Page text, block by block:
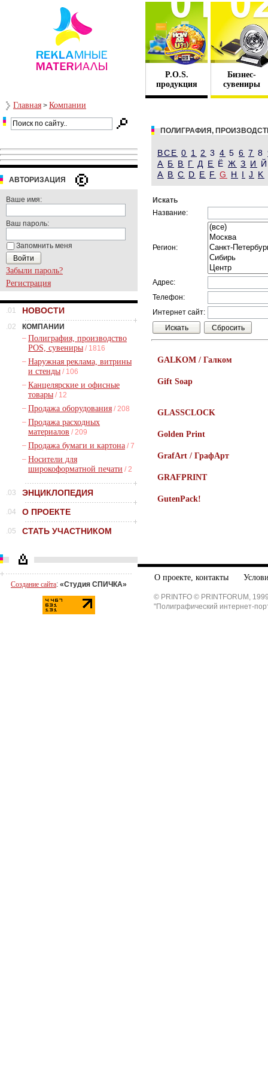
P.O.S.
продукция
Бизнес-
сувениры
Главная > Компании
АВТОРИЗАЦИЯ
Ваше имя:
Ваш пароль:
Запомнить меня
Забыли пароль?
Регистрация
.01 НОВОСТИ
.02
КОМПАНИИ
– Полиграфия, производство
POS, сувениры / 1816
– Наружная реклама, витрины
и стенды / 106
– Канцелярские и офисные
товары / 12
– Продажа оборудования / 208
– Продажа расходных
материалов / 209
– Продажа бумаги и картона / 7
– Носители для
широкоформатной печати / 2
.03 ЭНЦИКЛОПЕДИЯ
.04 О ПРОЕКТЕ
.05 СТАТЬ УЧАСТНИКОМ
Создание сайта: «Студия СПИЧКА»
ПОЛИГРАФИЯ,
ВСЕ 0 1 2 3 4 5 6 7 8
А Б В Г Д Е Ё Ж З И
A B C D E F G H I J K
Искать
Название:
Регион:
Адрес:
Телефон:
Интернет сайт:
GALKOM / Галком
Gift Soap
GLASSCLOCK
Golden Print
GrafArt / ГрафАрт
GRAFPRINT
GutenPack!
О проекте, контакты
© PRINTFO © PRINTFORUM,
"Полиграфический интернет-